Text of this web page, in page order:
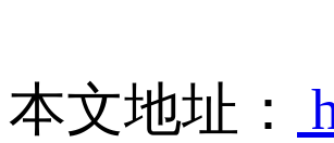
本文地址：